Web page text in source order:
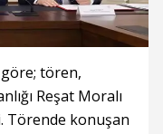
göre; tören,
Reşat Moralı
Törende konuşan